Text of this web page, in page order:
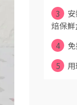
3
焙保
4
5